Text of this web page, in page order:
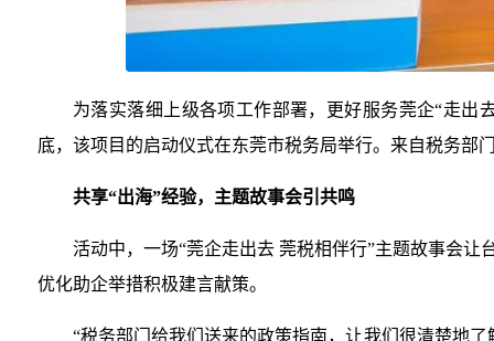
为落实落细上级各项工作部署，更好服务莞企“走出
底，该项目的启动仪式在东莞市税务局举行。来自税务部
共享“出海”经验，主题故事会引共鸣
活动中，一场“莞企走出去 莞税相伴行”主题故事会
优化助企举措积极建言献策。
“税务部门给我们送来的政策指南，让我们很清楚地